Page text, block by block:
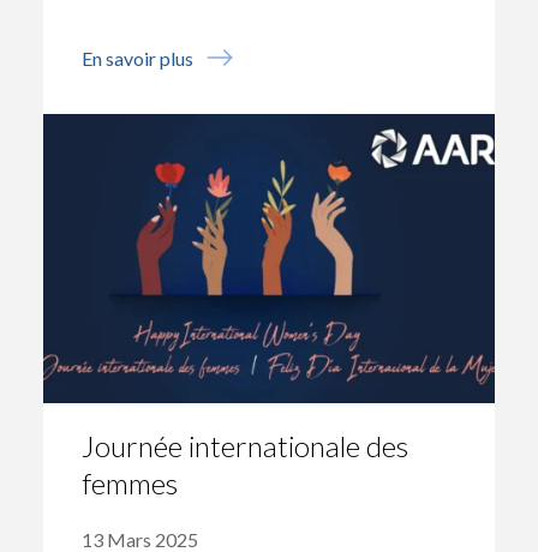
En savoir plus
Journée internationale des
femmes
13 Mars 2025